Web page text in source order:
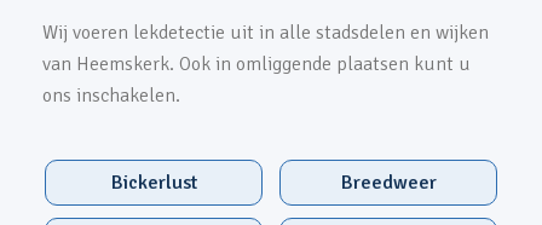
Wij voeren lekdetectie uit in alle stadsdelen en wijken
van Heemskerk. Ook in omliggende plaatsen kunt u
ons inschakelen.
Bickerlust Breedweer